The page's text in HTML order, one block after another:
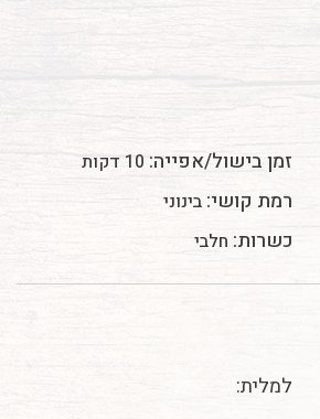
זמן בישול/אפייה: 10 דקות
רמת קושי: בינוני
כשרות: חלבי
למלית: